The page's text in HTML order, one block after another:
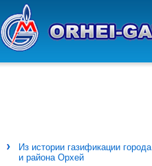
Из истории газификации города
и района Орхей